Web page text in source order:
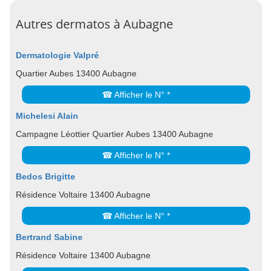
Autres dermatos à Aubagne
Dermatologie Valpré
Quartier Aubes 13400 Aubagne
☎ Afficher le N° *
Michelesi Alain
Campagne Léottier Quartier Aubes 13400 Aubagne
☎ Afficher le N° *
Bedos Brigitte
Résidence Voltaire 13400 Aubagne
☎ Afficher le N° *
Bertrand Sabine
Résidence Voltaire 13400 Aubagne